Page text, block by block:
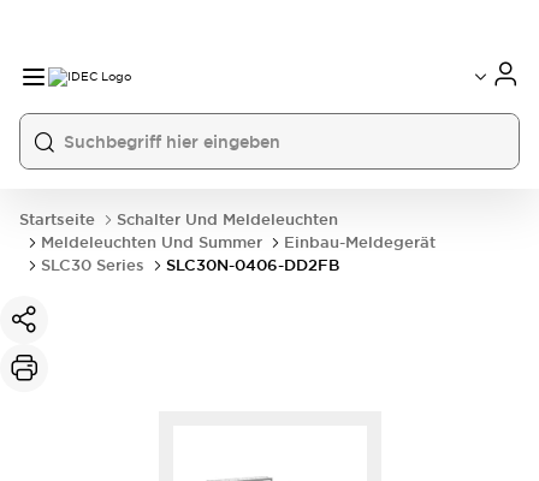
Startseite
Schalter Und Meldeleuchten
Meldeleuchten Und Summer
Einbau-Meldegerät
SLC30 Series
SLC30N-0406-DD2FB